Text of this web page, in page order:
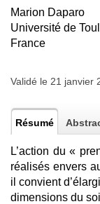
Marion Daparo
Université de
France
Validé le 21
Résumé
L’action du «
réalisés envers
il convient
dimensions du